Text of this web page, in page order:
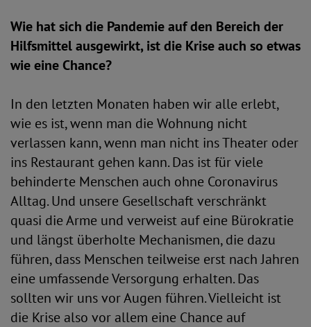
Wie hat sich die Pandemie auf den Bereich der
Hilfsmittel ausgewirkt, ist die Krise auch so etwas
wie eine Chance?
In den letzten Monaten haben wir alle erlebt,
wie es ist, wenn man die Wohnung nicht
verlassen kann, wenn man nicht ins Theater oder
ins Restaurant gehen kann. Das ist für viele
behinderte Menschen auch ohne Coronavirus
Alltag. Und unsere Gesellschaft verschränkt
quasi die Arme und verweist auf eine Bürokratie
und längst überholte Mechanismen, die dazu
führen, dass Menschen teilweise erst nach Jahren
eine umfassende Versorgung erhalten. Das
sollten wir uns vor Augen führen. Vielleicht ist
die Krise also vor allem eine Chance auf